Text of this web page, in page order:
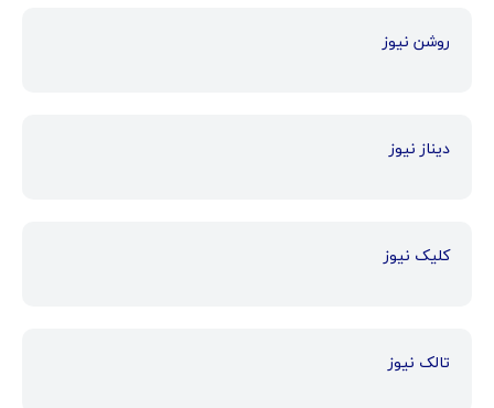
روشن نیوز
دیناز نیوز
کلیک نیوز
تالک نیوز